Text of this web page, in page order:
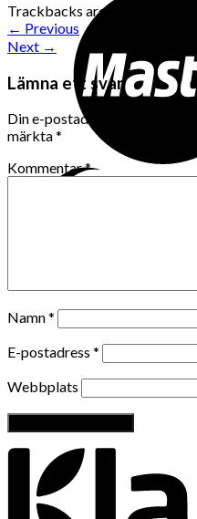
Trackbacks are closed, but
← Previous
Next →
Lämna ett svar
Din e-postadress kommer inte
märkta*
Kommentar*
Namn*
E-postadress *
Webbplats